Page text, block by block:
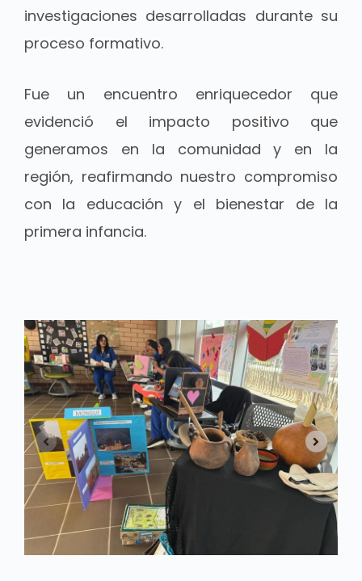
investigaciones desarrolladas durante su
proceso formativo.
Fue un encuentro enriquecedor que
evidenció el impacto positivo que
generamos en la comunidad y en la
región, reafirmando nuestro compromiso
con la educación y el bienestar de la
primera infancia.